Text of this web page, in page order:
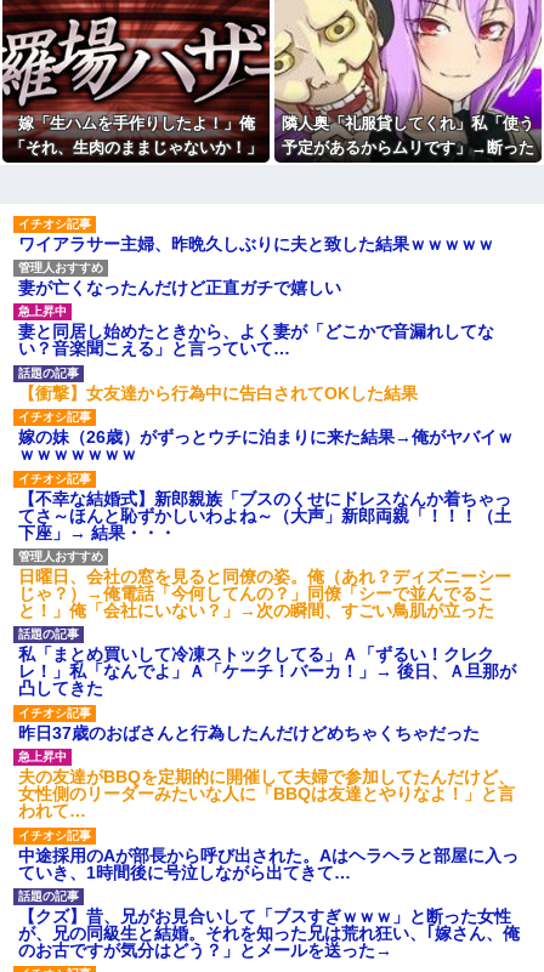
日産e-power、無給油で
1980km走行しギネス記録を達
成！→山頂から下ってるだけで
した…
イーロン・マスク「中国のロ
ボットはデタラメで遠隔操作し
てるだけ」
７割引きのカキを購入、９歳
長女が６歳次女の分も奪って食
約3万円が入ってた財布を拾い
交番に届けた私。警察から連絡
が入りその金が私のものになっ
た結果...
人生初の通販を使った義父。
すると、1万円の非常持ち出し袋
が12個も届いてしまい...
アラフィフで同い年の友人Ａ
は旦那から突然離婚を突きつけ
られたらしい
「2年間、たぶん1日4回は握っ
てた」ラスベガスで買った3,000
円のキーホルダーを調べたら
告白してきた会社の同僚と結
婚したが１か月たたずにレスに
→俺「〇〇だから夜を拒否する
のか！」嫁「そうｗあんたはた
だの寄生主でーすｗ」嫁親「こ...
ハードオフに売っていた4万
4000円のフィギュアがヤバすぎ
るｗｗｗｗｗｗ「こんな高い
の？ｗｗ」「逆に超安い」
私「ちょっと、人の家の金庫
触らないでよ！」キチママ『そ
こに金庫があったから、開けて
みようとしただけ☆』義兄「泥
は出てけ！二度と来るな！」結
果・・・
私「初めて飲む味だけどなん
のお茶？」彼「ちっ！」私「」
【GIF】JSのカンチョーワロ
タ
後続車にクラクションを鳴ら
され彼氏が逆切れ。「何クラク
ション鳴らしてんだ！降りてこ
いよ！」と怒鳴りだし...
【衝撃】報酬100万円超の治験
募集がこちらｗｗｗｗｗ(※画像
あり)
んでる40代半ばくらいの独身女
性に狙われかけた
母が難病発覚で突然の離婚希
望、その理由が30年前の夫の不
倫！？
「生まれてない子は覚えてな
いw」妻に堕胎させたことを忘れ
開き直るクソ叔父→その場にい
た流産直後の嫁や子供など『10
倫！？
として公表すべきだと思う
のメリットがあるの」「そんな
に大変なら育児やめれば？」冗
彼女と結婚の話をしていた時
主な税金の成り立ちを調べて
て…
嫁「生ハムを手作りしたよ！」俺
「それ、生肉のままじゃないか！」
隣人奥「礼服貸してくれ」私「使う
予定があるからムリです」→断った
ワイアラサー主婦、昨晩久しぶりに夫と致した結果ｗｗｗｗｗ
妻が亡くなったんだけど正直ガチで嬉しい
妻と同居し始めたときから、よく妻が「どこかで音漏れしてな
い？音楽聞こえる」と言っていて…
【衝撃】女友達から行為中に告白されてOKした結果
嫁の妹（26歳）がずっとウチに泊まりに来た結果→俺がヤバイｗ
ｗｗｗｗｗｗｗ
【不幸な結婚式】新郎親族「ブスのくせにドレスなんか着ちゃっ
てさ～ほんと恥ずかしいわよね～（大声」新郎両親「！！！（土
下座」→ 結果・・・
日曜日、会社の窓を見ると同僚の姿。俺（あれ？ディズニーシー
じゃ？）→俺電話「今何してんの？」同僚「シーで並んでるこ
と！」俺「会社にいない？」→次の瞬間、すごい鳥肌が立った
私「まとめ買いして冷凍ストックしてる」Ａ「ずるい！クレク
レ！」私「なんでよ」Ａ「ケーチ！バーカ！」→ 後日、Ａ旦那が
凸してきた
昨日37歳のおばさんと行為したんだけどめちゃくちゃだった
夫の友達がBBQを定期的に開催して夫婦で参加してたんだけど、
女性側のリーダーみたいな人に「BBQは友達とやりなよ！」と言
われて…
中途採用のAが部長から呼び出された。Aはヘラヘラと部屋に入っ
ていき、1時間後に号泣しながら出てきて…
【クズ】昔、兄がお見合いして「ブスすぎｗｗｗ」と断った女性
が、兄の同級生と結婚。それを知った兄は荒れ狂い、｢嫁さん、俺
のお古ですが気分はどう？」とメールを送った→